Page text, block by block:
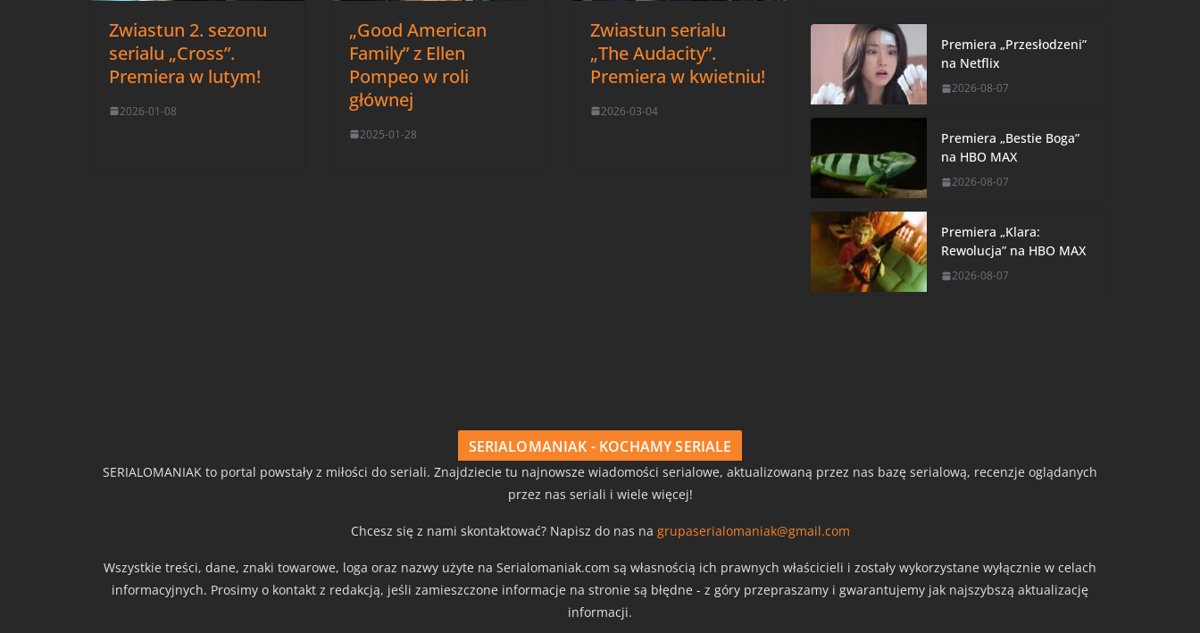
Zwiastun 2. sezonu
serialu „Cross”.
Premiera w lutym!
2026-01-08
„Good American
Family” z Ellen
Pompeo w roli
głównej
2025-01-28
Zwiastun serialu
„The Audacity”.
Premiera w kwietniu!
2026-03-04
Premiera „Przesłodzeni”
na Netflix
2026-08-07
Premiera „Bestie Boga”
na HBO MAX
2026-08-07
Premiera „Klara:
Rewolucja” na HBO MAX
2026-08-07
SERIALOMANIAK - KOCHAMY SERIALE
SERIALOMANIAK to portal powstały z miłości do seriali. Znajdziecie tu najnowsze wiadomości serialowe, aktualizowaną przez nas bazę serialową, recenzje oglądanych
przez nas seriali i wiele więcej!
Chcesz się z nami skontaktować? Napisz do nas na grupaserialomaniak@gmail.com
Wszystkie treści, dane, znaki towarowe, loga oraz nazwy użyte na Serialomaniak.com są własnością ich prawnych właścicieli i zostały wykorzystane wyłącznie w celach
informacyjnych. Prosimy o kontakt z redakcją, jeśli zamieszczone informacje na stronie są błędne - z góry przepraszamy i gwarantujemy jak najszybszą aktualizację
informacji.